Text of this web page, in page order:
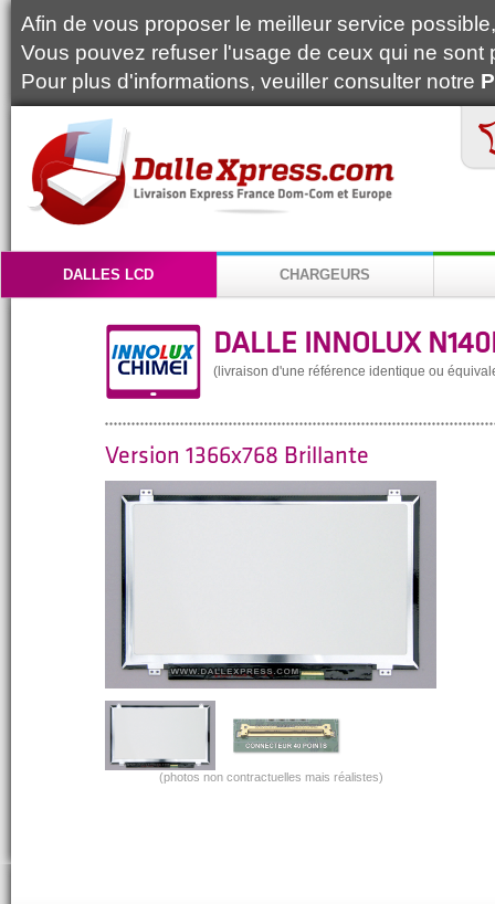
Afin de vous proposer le meilleur service
Vous pouvez refuser l'usage de ceux qui ne
Pour plus d'informations, veuiller consulter notre
DALLES LCD CHARGEURS
DALLE INNOLUX
(livraison d'une référence identique ou
Version 1366x768 Brillante
(photos non contractuelles mais réalistes)